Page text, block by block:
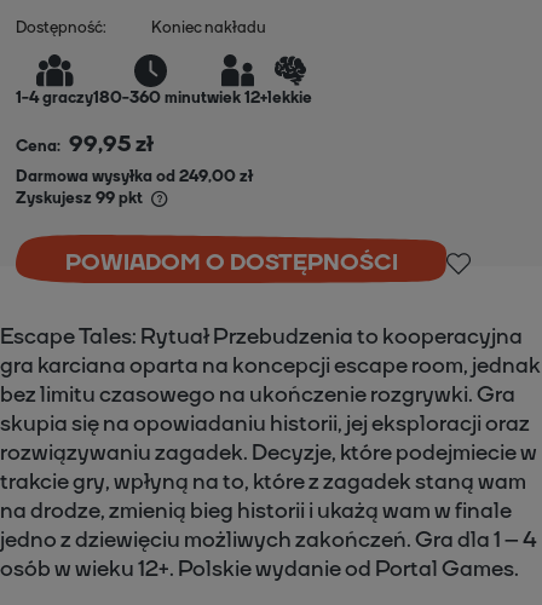
Dostępność: Koniec nakładu
1-4graczy180-360 minutwiek 12+lekkie
Cena: 99,95 zł
Darmowa wysyłka od 249,00 zł
Zyskujesz99pkt
POWIADOM O DOSTĘPNOŚCI
Escape Tales: Rytuał Przebudzenia to kooperacyjna
gra karciana oparta na koncepcji escape room, jednak
bez limitu czasowego na ukończenie rozgrywki. Gra
skupia się na opowiadaniu historii, jej eksploracji oraz
rozwiązywaniu zagadek. Decyzje, które podejmiecie w
trakcie gry, wpłyną na to, które z zagadek staną wam
na drodze, zmienią bieg historii i ukażą wam w finale
jedno z dziewięciu możliwych zakończeń. Gra dla 1 – 4
osób w wieku 12+. Polskie wydanie od Portal Games.